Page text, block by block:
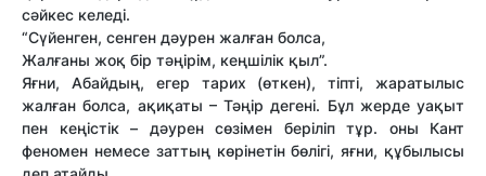
сәйкес келеді.
“Сүйенген, сенген дәурен жалған болса,
Жалғаны жоқ бір тәңірім, кеңшілік қыл”.
Яғни, Абайдың, егер тарих (өткен), тіпті, жаратылыс
жалған болса, ақиқаты – Тәңір дегені. Бұл жерде уақыт
пен кеңістік – дәурен сөзімен беріліп тұр. оны Кант
феномен немесе заттың көрінетін бөлігі, яғни, құбылысы